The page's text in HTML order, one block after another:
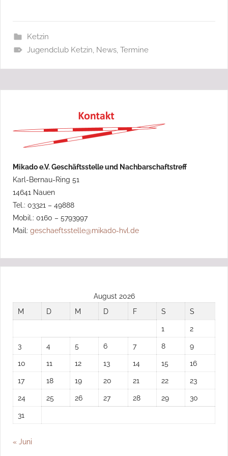
Ketzin
Jugendclub Ketzin, News, Termine
Mikado e.V. Geschäftsstelle und Nachbarschaftstreff
Karl-Bernau-Ring 51
14641 Nauen
Tel.: 03321 – 49888
Mobil.: 0160 – 5793997
Mail: geschaeftsstelle@mikado-hvl.de
August 2026
M
D M D F S
S
1
2
3
4 5 6 7 8
9
10
11 12 13 14 15
16
17
18 19 20 21 22
23
24
25 26 27 28 29
30
31
« Juni